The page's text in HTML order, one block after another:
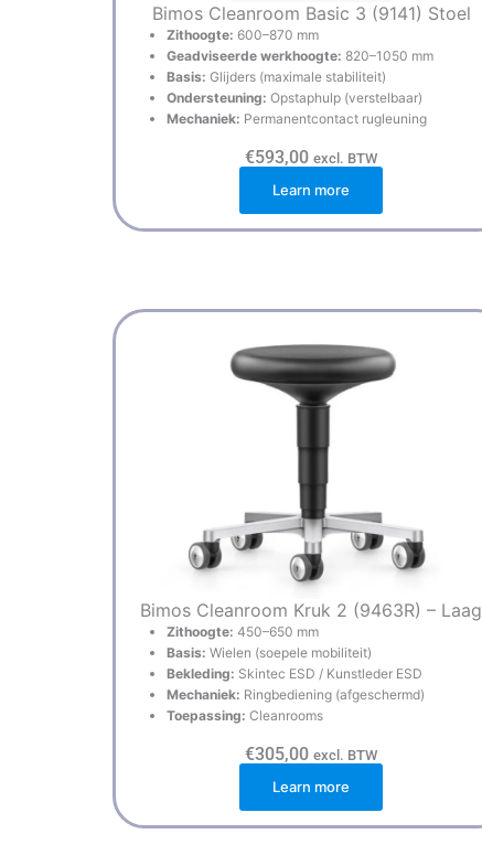
Bimos Cleanroom Basic 3 (9141) Stoel
Zithoogte: 600–870 mm
Geadviseerde werkhoogte: 820–1050 mm
Basis: Glijders (maximale stabiliteit)
Ondersteuning: Opstaphulp (verstelbaar)
Mechaniek: Permanentcontact rugleuning
€593,00 excl. BTW
Learn more
Bimos Cleanroom Kruk 2 (9463R) – Laag
Zithoogte: 450–650 mm
Basis: Wielen (soepele mobiliteit)
Bekleding: Skintec ESD / Kunstleder ESD
Mechaniek: Ringbediening (afgeschermd)
Toepassing: Cleanrooms
€305,00 excl. BTW
Learn more